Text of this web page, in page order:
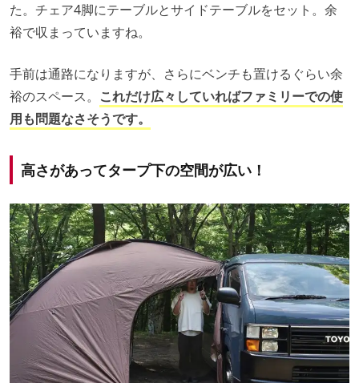
た。チェア4脚にテーブルとサイドテーブルをセット。余
裕で収まっていますね。
手前は通路になりますが、さらにベンチも置けるぐらい余
裕のスペース。 これだけ広々していればファミリーでの使
用も問題なさそうです。
高さがあってタープ下の空間が広い！